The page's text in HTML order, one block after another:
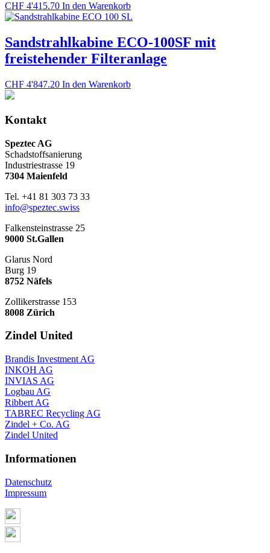
der
Produktseite
CHF 4'415.70 In den Warenkorb
Sandstrahlkabine ECO-100SF mit
freistehender Filteranlage
CHF 4'847.20 In den Warenkorb
Kontakt
Speztec AG
Schadstoffsanierung
Industriestrasse 19
7304 Maienfeld
Tel. +41 81 303 73 33
info@speztec.swiss
Falkensteinstrasse 25
9000 St.Gallen
Glarus Nord
Burg 19
8752 Näfels
Zollikerstrasse 153
8008 Zürich
Zindel United
Brandis Investment AG
INKOH AG
INVIAS AG
Logbau AG
Ribbert AG
TABREC Recycling AG
Zindel + Co. AG
Zindel United
Informationen
Datenschutz
Impressum